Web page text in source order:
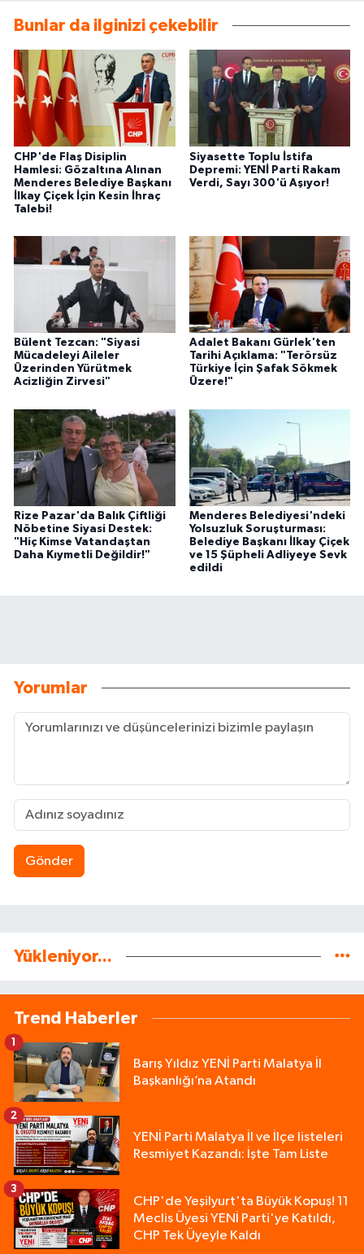
Bunlar da ilginizi çekebilir
CHP'de Flaş Disiplin
Hamlesi: Gözaltına Alınan
Menderes Belediye Başkanı
İlkay Çiçek İçin Kesin İhraç
Talebi!
Siyasette Toplu İstifa
Depremi: YENİ Parti Rakam
Verdi, Sayı 300'ü Aşıyor!
Bülent Tezcan: "Siyasi
Mücadeleyi Aileler
Üzerinden Yürütmek
Acizliğin Zirvesi"
Adalet Bakanı Gürlek'ten
Tarihi Açıklama: "Terörsüz
Türkiye İçin Şafak Sökmek
Üzere!"
Rize Pazar'da Balık Çiftliği
Nöbetine Siyasi Destek:
"Hiç Kimse Vatandaştan
Daha Kıymetli Değildir!"
Menderes Belediyesi'ndeki
Yolsuzluk Soruşturması:
Belediye Başkanı İlkay Çiçek
ve 15 Şüpheli Adliyeye Sevk
edildi
Yorumlar
Gönder
Yükleniyor...
Trend Haberler
Barış Yıldız YENİ Parti Malatya İl
Başkanlığı’na Atandı
1
YENİ Parti Malatya İl ve İlçe listeleri
Resmiyet Kazandı: İşte Tam Liste
2
CHP'de Yeşilyurt'ta Büyük Kopuş! 11
Meclis Üyesi YENİ Parti'ye Katıldı,
CHP Tek Üyeyle Kaldı
3